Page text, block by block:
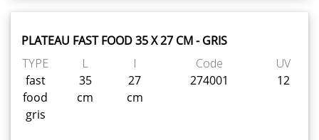
PLATEAU FAST FOOD 35 X 27 CM - GRIS
TYPE
fast
food
gris
L
35
cm
l
27
cm
Code
274001
UV
12